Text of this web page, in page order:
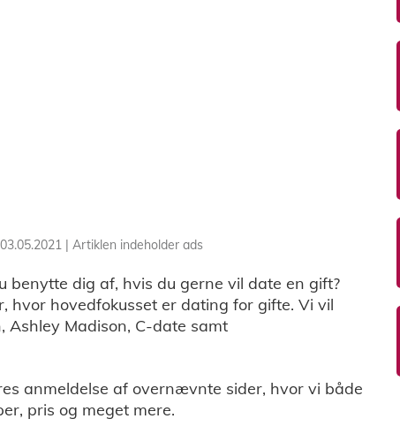
| Artiklen indeholder ads
benytte dig af, hvis du gerne vil date en gift?
hvor hovedfokusset er dating for gifte. Vi vil
Ashley Madison, C-date samt
anmeldelse af overnævnte sider, hvor vi både
pris og meget mere.